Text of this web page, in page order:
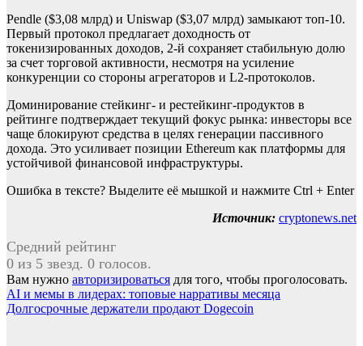
Pendle ($3,08 млрд) и Uniswap ($3,07 млрд) замыкают топ-10.
Первый протокол предлагает доходность от
токенизированных доходов, 2-й сохраняет стабильную долю
за счет торговой активности, несмотря на усиление
конкуренции со стороны агрегаторов и L2-протоколов.
Доминирование стейкинг- и рестейкинг-продуктов в
рейтинге подтверждает текущий фокус рынка: инвесторы все
чаще блокируют средства в целях генерации пассивного
дохода. Это усиливает позиции Ethereum как платформы для
устойчивой финансовой инфраструктуры.
Ошибка в тексте? Выделите её мышкой и нажмите Ctrl + Enter
Источник: cryptonews.net
Средний рейтинг
0 из 5 звезд. 0 голосов.
Вам нужно авторизироваться для того, чтобы проголосовать.
Навигация
по
AI и мемы в лидерах: топовые нарративы месяца
Долгосрочные держатели продают Dogecoin